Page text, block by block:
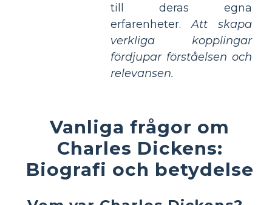
till deras egna
erfarenheter.Att skapa
verkliga kopplingar
fördjupar förståelsen och
relevansen.
Vanliga frågor om
Charles Dickens:
Biografi och betydelse